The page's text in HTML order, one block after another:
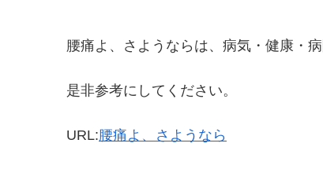
腰痛よ、さようならは、病気・健康・
是非参考にしてください。
URL:腰痛よ、さようなら